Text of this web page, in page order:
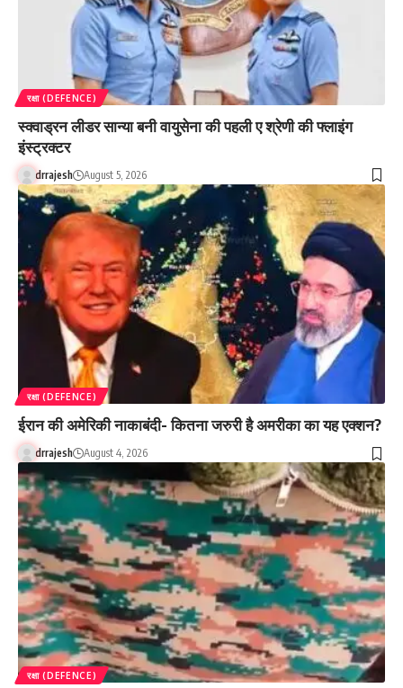
रक्षा (DEFENCE)
स्क्वाड्रन लीडर सान्या बनी वायुसेना की पहली ए श्रेणी की फ्लाइंग
इंस्ट्रक्टर
drrajesh August 5, 2026
रक्षा (DEFENCE)
ईरान की अमेरिकी नाकाबंदी- कितना जरुरी है अमरीका का यह एक्शन?
drrajesh August 4, 2026
रक्षा (DEFENCE)